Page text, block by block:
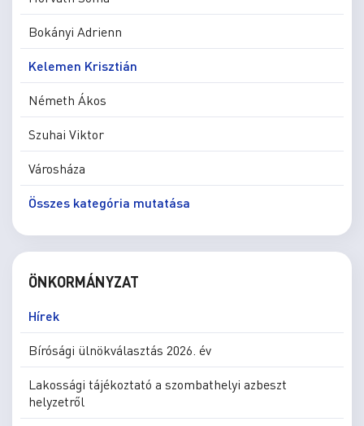
Bokányi Adrienn
Kelemen Krisztián
Németh Ákos
Szuhai Viktor
Városháza
Összes kategória mutatása
ÖNKORMÁNYZAT
Hírek
Bírósági ülnökválasztás 2026. év
Lakossági tájékoztató a szombathelyi azbeszt
helyzetről